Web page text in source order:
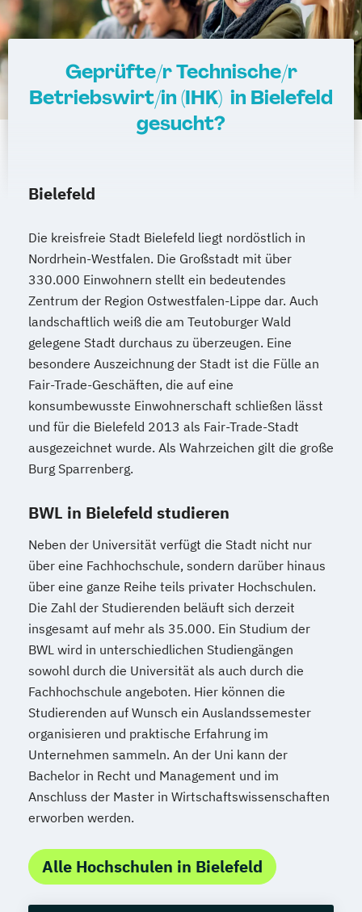
Geprüfte/r Technische/r
Betriebswirt/in (IHK) in Bielefeld
gesucht?
Bielefeld
Die kreisfreie Stadt Bielefeld liegt nordöstlich in
Nordrhein-Westfalen. Die Großstadt mit über
330.000 Einwohnern stellt ein bedeutendes
Zentrum der Region Ostwestfalen-Lippe dar. Auch
landschaftlich weiß die am Teutoburger Wald
gelegene Stadt durchaus zu überzeugen. Eine
besondere Auszeichnung der Stadt ist die Fülle an
Fair-Trade-Geschäften, die auf eine
konsumbewusste Einwohnerschaft schließen lässt
und für die Bielefeld 2013 als Fair-Trade-Stadt
ausgezeichnet wurde. Als Wahrzeichen gilt die große
Burg Sparrenberg.
BWL in Bielefeld studieren
Neben der Universität verfügt die Stadt nicht nur
über eine Fachhochschule, sondern darüber hinaus
über eine ganze Reihe teils privater Hochschulen.
Die Zahl der Studierenden beläuft sich derzeit
insgesamt auf mehr als 35.000. Ein Studium der
BWL wird in unterschiedlichen Studiengängen
sowohl durch die Universität als auch durch die
Fachhochschule angeboten. Hier können die
Studierenden auf Wunsch ein Auslandssemester
organisieren und praktische Erfahrung im
Unternehmen sammeln. An der Uni kann der
Bachelor in Recht und Management und im
Anschluss der Master in Wirtschaftswissenschaften
erworben werden.
Alle Hochschulen in Bielefeld